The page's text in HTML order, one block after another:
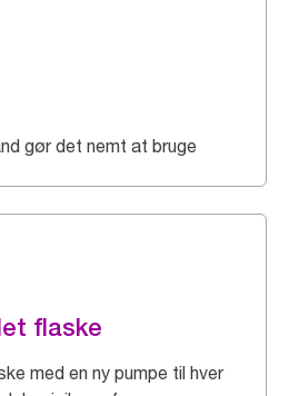
gør det nemt at bruge
flaske
med en ny pumpe til hver